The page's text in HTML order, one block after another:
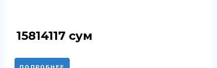
15814117 сум